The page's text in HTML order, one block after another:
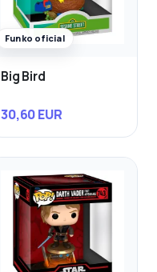
Funko oficial
Big Bird
30,60 EUR